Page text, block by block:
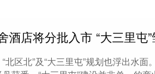
店将分批入市 “大三里屯
区北”及“大三里屯”规划也浮出水面